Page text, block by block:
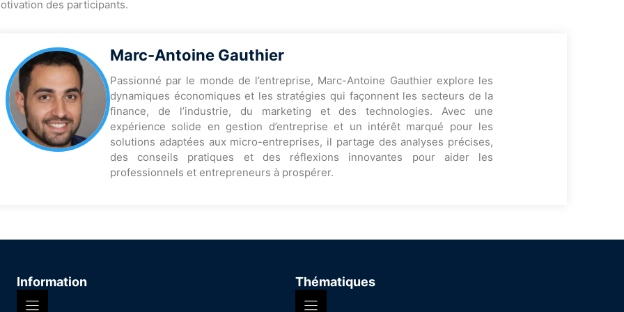
des participants.
Marc-Antoine Gauthier
Passionné par le monde de l’entreprise, Marc-Antoine Gauthier explore les
dynamiques économiques et les stratégies qui façonnent les secteurs de la
finance, de l’industrie, du marketing et des technologies. Avec une
expérience solide en gestion d’entreprise et un intérêt marqué pour les
solutions adaptées aux micro-entreprises, il partage des analyses précises,
des conseils pratiques et des réflexions innovantes pour aider les
professionnels et entrepreneurs à prospérer.
Information Thématiques